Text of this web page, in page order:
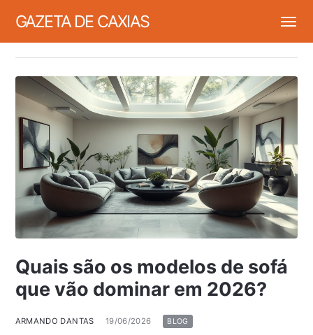
GAZETA DE CAXIAS
Quais são os modelos de sofá
que vão dominar em 2026?
ARMANDO DANTAS 19/06/2026 BLOG